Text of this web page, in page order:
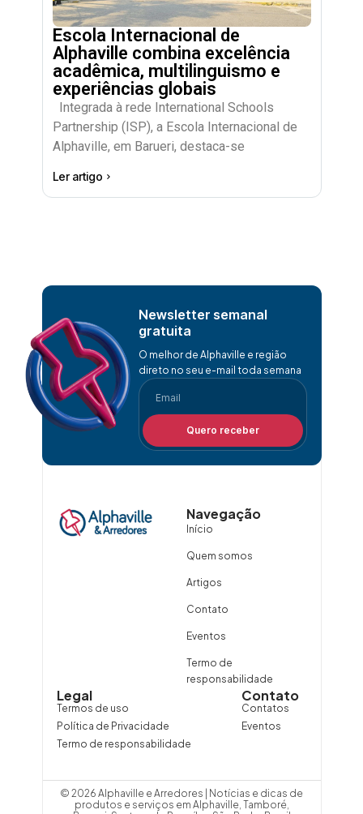
Escola Internacional de
Alphaville combina excelência
acadêmica, multilinguismo e
experiências globais
Integrada à rede International Schools
Partnership (ISP), a Escola Internacional de
Alphaville, em Barueri, destaca-se
Ler artigo
Newsletter semanal
gratuita
O melhor de Alphaville e região
direto no seu e-mail toda semana
Quero receber
Navegação
Início
Quem somos
Artigos
Contato
Eventos
Termo de
responsabilidade
Contato
Contatos
Eventos
Legal
Termos de uso
Política de Privacidade
Termo de responsabilidade
© 2026 Alphaville e Arredores | Notícias e dicas de
produtos e serviços em Alphaville, Tamboré,